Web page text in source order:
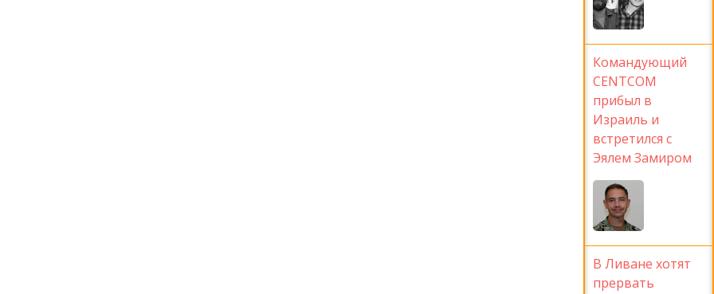
Командующий
CENTCOM
прибыл в
Израиль и
встретился с
Эялем Замиром
В Ливане хотят
прервать